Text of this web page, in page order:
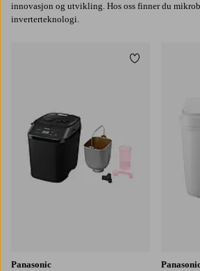
innovasjon og utvikling. Hos oss finner du
inverterteknologi.
Panasonic
Legg til